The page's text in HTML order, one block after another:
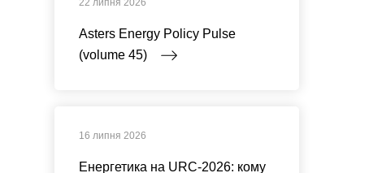
22 липня 2026
Asters Energy Policy Pulse
(volume 45)
16 липня 2026
Енергетика на URC-2026: кому